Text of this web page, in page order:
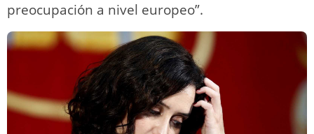
preocupación a nivel europeo”.